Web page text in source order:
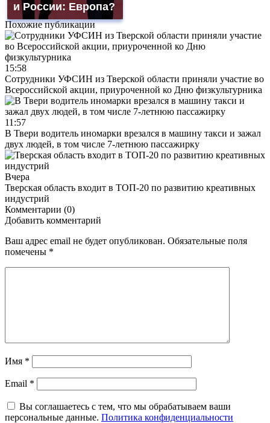
и России: Европа?
Похожие публикации
15:58
Сотрудники УФСИН из Тверской области приняли участие во
Всероссийской акции, приуроченной ко Дню физкультурника
11:57
В Твери водитель иномарки врезался в машину такси и зажал
двух людей, в том числе 7-летнюю пассажирку
Вчера
Тверская область входит в ТОП-20 по развитию креативных
индустрий
Комментарии (0)
Добавить комментарий
Ваш адрес email не будет опубликован. Обязательные поля
помечены *
Имя *
Email *
Вы соглашаетесь с тем, что мы обрабатываем ваши
персональные данные. Политика конфиденциальности